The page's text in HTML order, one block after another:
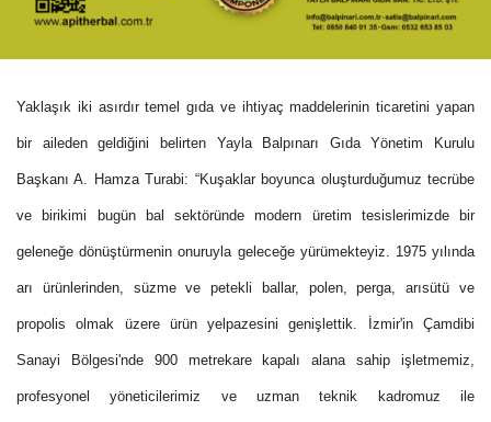
Yaklaşık iki asırdır temel gıda ve ihtiyaç maddelerinin ticaretini yapan
bir aileden geldiğini belirten Yayla Balpınarı Gıda Yönetim Kurulu
Başkanı A. Hamza Turabi: “Kuşaklar boyunca oluşturduğumuz tecrübe
ve birikimi bugün bal sektöründe modern üretim tesislerimizde bir
geleneğe dönüştürmenin onuruyla geleceğe yürümekteyiz. 1975 yılında
arı ürünlerinden, süzme ve petekli ballar, polen, perga, arısütü ve
propolis olmak üzere ürün yelpazesini genişlettik. İzmir'in Çamdibi
Sanayi Bölgesi'nde 900 metrekare kapalı alana sahip işletmemiz,
profesyonel yöneticilerimiz ve uzman teknik kadromuz ile